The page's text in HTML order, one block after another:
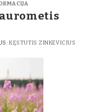
KĘSTUTIS ZINKEVICIUS